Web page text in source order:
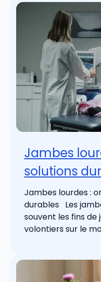
Jambes
solutions
Jambes lourdes :
durables Les
souvent les fins de
volontiers sur le